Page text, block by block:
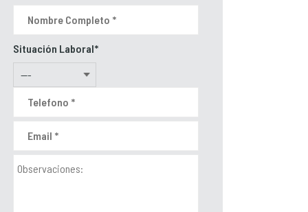
Situación Laboral*